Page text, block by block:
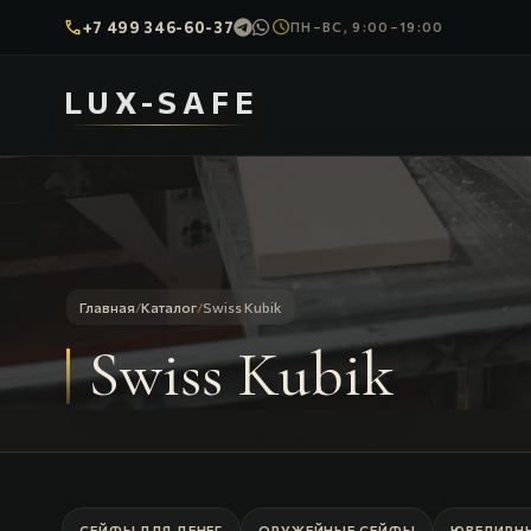
call+7 499 346-60-37 scheduleПН–ВС, 9:00–19:00
LUX-SAFE
Главная/Каталог/Swiss Kubik
Swiss Kubik